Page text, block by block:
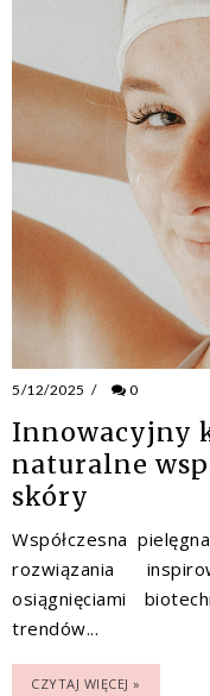
5/12/2025 / 0
Innowacyjny
naturalne
skóry
Współczesna
rozwiązania
osiągnięciami
trendów...
CZYTAJ WIĘCEJ »